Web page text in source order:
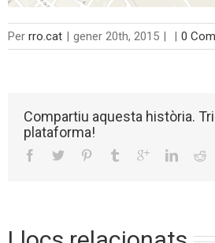
Per rro.cat | gener 20th, 2015 | | 0
Compartiu aquesta història.
plataforma!